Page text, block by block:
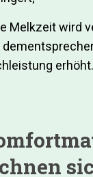
Melkzeit wird
erhöht.